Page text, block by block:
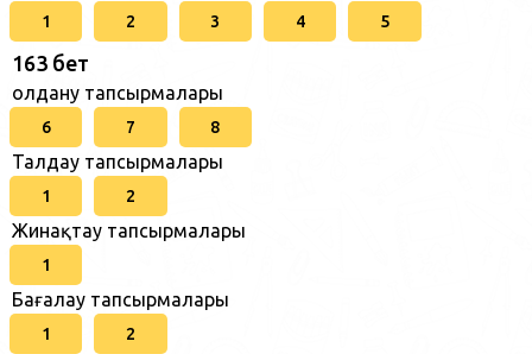
1 2 3 4 5
163 бет
Қолдану тапсырмалары
6 7 8
Талдау тапсырмалары
1 2
Жинақтау тапсырмалары
1
Бағалау тапсырмалары
1 2